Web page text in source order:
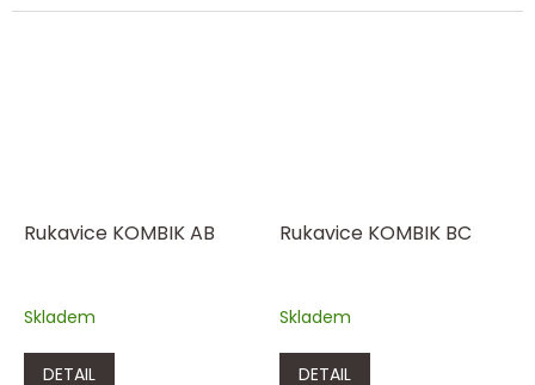
Rukavice KOMBIK AB
Skladem
DETAIL
Rukavice KOMBIK BC
Skladem
DETAIL